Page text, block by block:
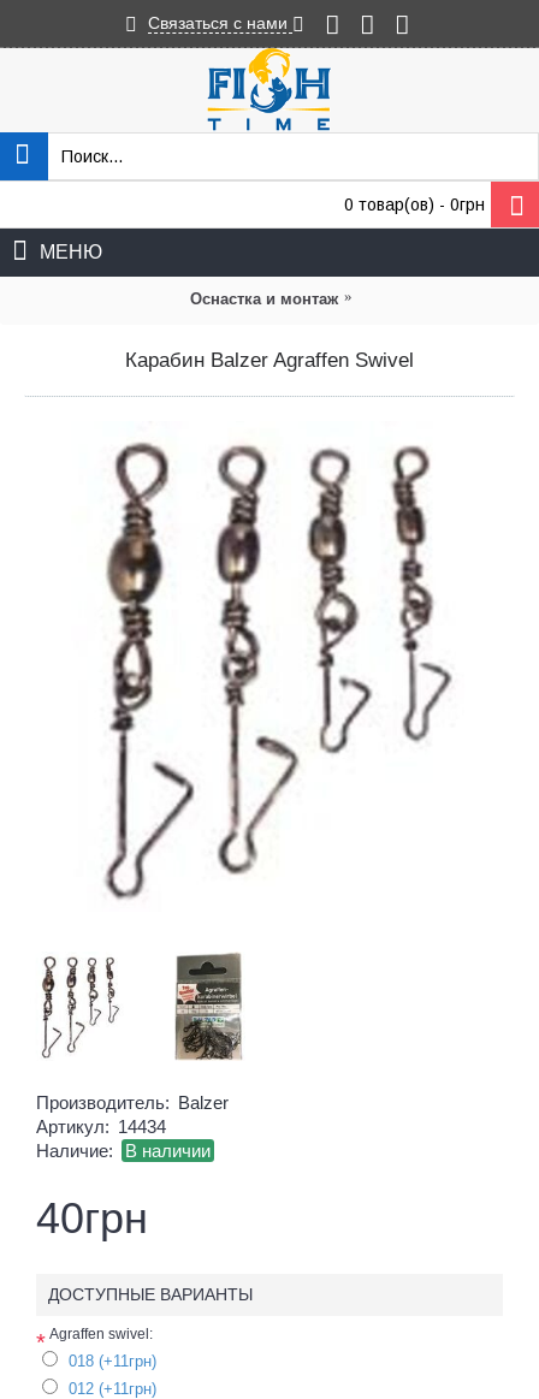
Связаться с нами
0 товар(ов) - 0грн
МЕНЮ
Оснастка и монтаж
Карабин Balzer Agraffen Swivel
Производитель: Balzer
Артикул: 14434
Наличие:
В наличии
40грн
ДОСТУПНЫЕ ВАРИАНТЫ
* Agraffen swivel:
018 (+11грн)
012 (+11грн)